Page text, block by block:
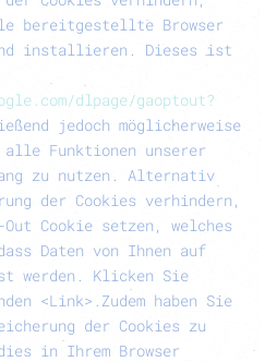
bereitgestellte Browser
installieren. Dieses ist
dlpage/gaoptout?
jedoch möglicherweise
Funktionen unserer
zu nutzen. Alternativ
der Cookies verhindern,
Cookie setzen, welches
Daten von Ihnen auf
werden. Klicken Sie
<Link>. Zudem haben Sie
der Cookies zu
in Ihrem Browser